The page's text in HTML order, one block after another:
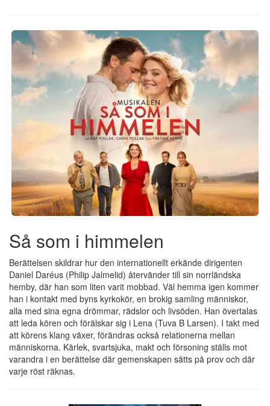
Så som i himmelen
Berättelsen skildrar hur den internationellt erkände dirigenten
Daniel Daréus (Philip Jalmelid) återvänder till sin norrländska
hemby, där han som liten varit mobbad. Väl hemma igen kommer
han i kontakt med byns kyrkokör, en brokig samling människor,
alla med sina egna drömmar, rädslor och livsöden. Han övertalas
att leda kören och förälskar sig i Lena (Tuva B Larsen). I takt med
att körens klang växer, förändras också relationerna mellan
människorna. Kärlek, svartsjuka, makt och försoning ställs mot
varandra i en berättelse där gemenskapen sätts på prov och där
varje röst räknas.